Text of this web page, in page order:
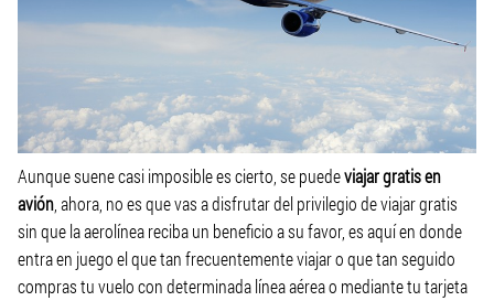
Aunque suene casi imposible es cierto, se puedeviajar gratis en
avión, ahora, no es que vas a disfrutar del privilegio de viajar gratis
sin que la aerolínea reciba un beneficio a su favor, es aquí en donde
entra en juego el que tan frecuentemente viajar o que tan seguido
compras tu vuelo con determinada línea aérea o mediante tu tarjeta